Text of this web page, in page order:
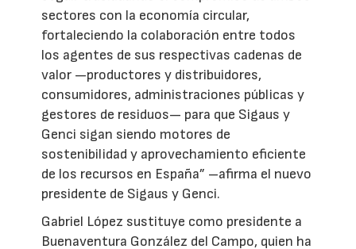
sectores con la economía circular,
fortaleciendo la colaboración entre todos
los agentes de sus respectivas cadenas de
valor —productores y distribuidores,
consumidores, administraciones públicas y
gestores de residuos— para que Sigaus y
Genci sigan siendo motores de
sostenibilidad y aprovechamiento eficiente
de los recursos en España” –afirma el nuevo
presidente de Sigaus y Genci.
Gabriel López sustituye como presidente a
Buenaventura González del Campo, quien ha